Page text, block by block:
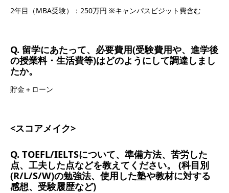
2年目（MBA受験）：250万円 ※キャンパスビジット費含む
Q. 留学にあたって、必要費用(受験費用や、進学後
の授業料・生活費等)はどのようにして調達しまし
たか。
貯金＋ローン
<スコアメイク>
Q. TOEFL/IELTSについて、準備方法、苦労した
点、工夫した点などを教えてください。 (科目別
(R/L/S/W)の勉強法、使用した塾や教材に対する
感想、受験履歴など)